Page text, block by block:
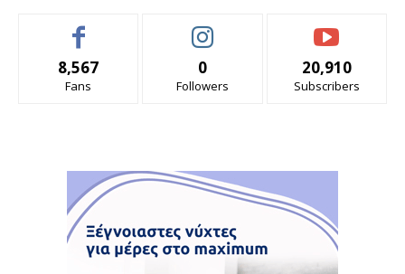
8,567
Fans
0
Followers
20,910
Subscribers